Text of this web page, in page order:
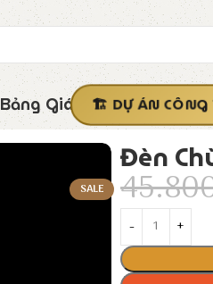
Bảng Giá DỰ ÁN
SALE
Đèn